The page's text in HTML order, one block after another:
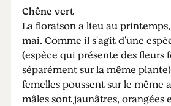
Chêne vert
La floraison a lieu au
mai. Comme il s'agit d'une
(espèce qui présente des fleurs
séparément sur la même
femelles poussent sur le même
mâles sont jaunâtres, orangées